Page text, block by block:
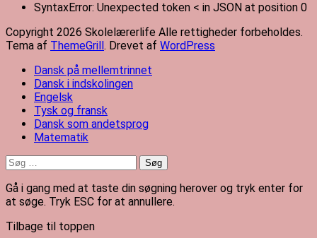
SyntaxError: Unexpected token < in JSON at position 0
Copyright 2026 Skolelærerlife Alle rettigheder forbeholdes.
Tema af ThemeGrill . Drevet af WordPress
Dansk på mellemtrinnet
Dansk i indskolingen
Engelsk
Tysk og fransk
Dansk som andetsprog
Matematik
Søg
Gå i gang med at taste din søgning herover og tryk enter for
at søge. Tryk ESC for at annullere.
Tilbage til toppen